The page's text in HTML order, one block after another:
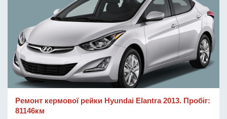
Ремонт кермової рейки Hyundai Elantra 2013. Пробіг:
81146км